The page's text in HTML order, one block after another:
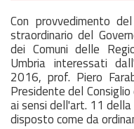
Con provvedimento
straordinario del
dei Comuni delle
Umbria interessati
2016, prof. Piero
Presidente del
ai sensi dell'art. 11
disposto come da